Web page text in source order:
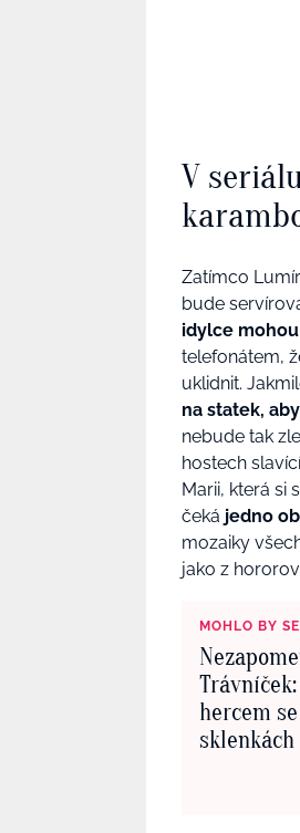
V
Zatímco
bude
idylce
telefonátem,
uklidnit.
na statek,
nebude tak
hostech
Marii, která si
čeká jedno
mozaiky
jako z
MOHLO BY
hercem